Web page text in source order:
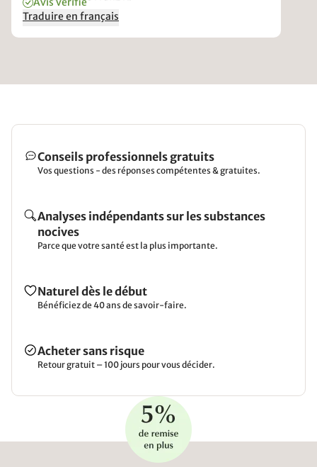
Traduire en français
Conseils professionnels gratuits
Vos questions - des réponses compétentes & gratuites.
Analyses indépendants sur les substances
nocives
Parce que votre santé est la plus importante.
Naturel dès le début
Bénéficiez de 40 ans de savoir-faire.
Acheter sans risque
Retour gratuit – 100 jours pour vous décider.